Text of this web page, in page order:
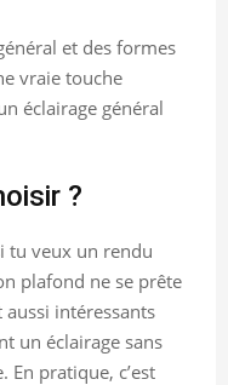
et des formes
vraie touche
éclairage général
?
tu veux un rendu
plafond ne se prête
aussi intéressants
un éclairage sans
pratique, c’est